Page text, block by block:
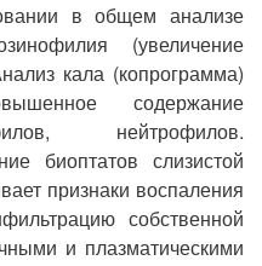
в общем анализе
(увеличение
кала (копрограмма)
содержание
нейтрофилов.
биоптатов слизистой
признаки воспаления
собственной
и плазматическими